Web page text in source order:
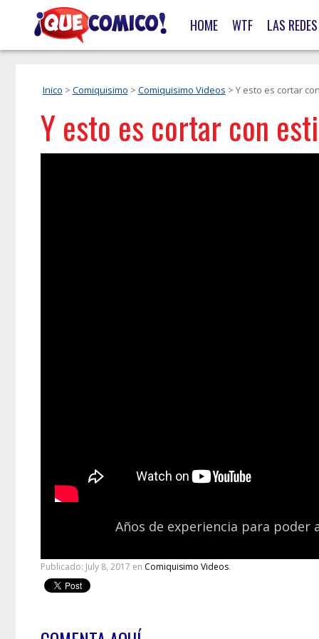
HOME WTF LAS REDES
Inico > Comiquisimo > Comiquisimo Videos > Y esto es cortar
Y esto es cortar con
Años de experiencia para
Publicado: July 8, 2017 en Comiquisimo Videos.